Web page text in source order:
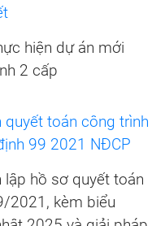
hiện dự án mới
2 cấp
quyết toán công trình
99 2021 NĐCP
lập hồ sơ quyết toán
2021, kèm biểu